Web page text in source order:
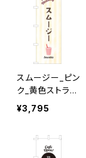
スムージー_ピン
ク_黄色ストライ
プ のぼり旗
¥3,795